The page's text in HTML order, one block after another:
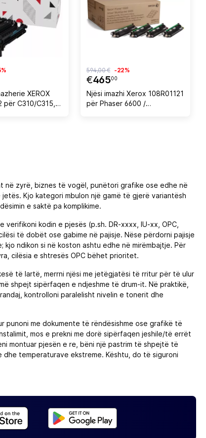
XEROX
për C310/C315,
€46500
594,00 € -22%
Njësi imazhi Xerox 108R01121
për Phaser 6600 /
në zyrë, biznes të vogël, punëtori grafike ose edhe në
Kjo kategori mbulon një gamë të gjerë variantësh
e saktë pa komplikime.
kodin e pjesës (p.sh. DR-xxxx, IU-xx, OPC,
të dobët ose gabime në pajisje. Nëse përdorni pajisje
kjo ndikon si në koston ashtu edhe në mirëmbajtje. Për
cilësia e shtresës OPC bëhet prioritet.
të lartë, merrni njësi me jetëgjatësi të rritur për të ulur
shpejt sipërfaqen e ndjeshme të drum-it. Në praktikë,
kontrolloni paralelisht nivelin e tonerit dhe
punoni me dokumente të rëndësishme ose grafikë të
mos e prekni me dorë sipërfaqen jeshile/të errët
montuar pjesën e re, bëni një pastrim të shpejtë të
dhe temperaturave ekstreme. Kështu, do të siguroni